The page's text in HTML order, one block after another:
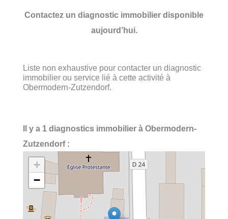
Contactez un diagnostic immobilier disponible
aujourd’hui.
Liste non exhaustive pour contacter un diagnostic
immobilier ou service lié à cette activité à
Obermodern-Zutzendorf.
Il y a 1 diagnostics immobilier à Obermodern-
Zutzendorf :
+
−